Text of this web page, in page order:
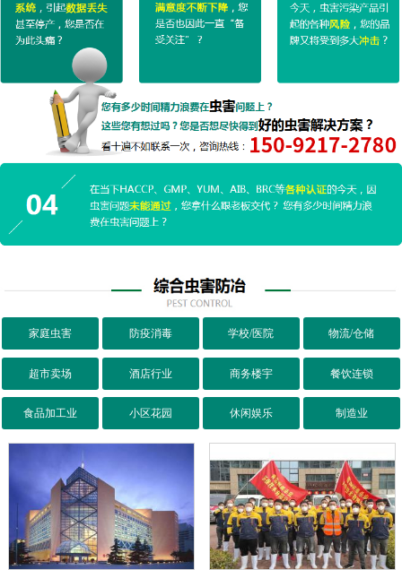
家庭虫害 防疫消毒 学校/医院 物流/仓储
超市卖场 酒店行业 商务楼宇 餐饮连锁
食品加工业 小区花园 休闲娱乐 制造业